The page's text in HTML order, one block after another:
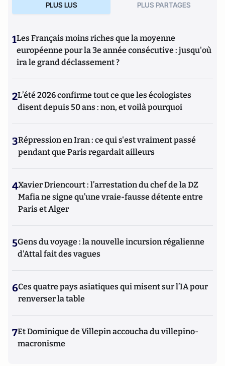
PLUS LUS PLUS PARTAGES
1Les Français moins riches que la moyenne
européenne pour la 3e année consécutive : jusqu'où
ira le grand déclassement ?
2L’été 2026 confirme tout ce que les écologistes
disent depuis 50 ans : non, et voilà pourquoi
3Répression en Iran : ce qui s'est vraiment passé
pendant que Paris regardait ailleurs
4Xavier Driencourt : l’arrestation du chef de la DZ
Mafia ne signe qu’une vraie-fausse détente entre
Paris et Alger
5Gens du voyage : la nouvelle incursion régalienne
d'Attal fait des vagues
6Ces quatre pays asiatiques qui misent sur l’IA pour
renverser la table
7Et Dominique de Villepin accoucha du villepino-
macronisme